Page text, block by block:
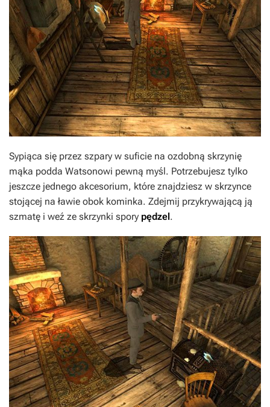
Sypiąca się przez szpary w suficie na ozdobną skrzynię
mąka podda Watsonowi pewną myśl. Potrzebujesz tylko
jeszcze jednego akcesorium, które znajdziesz w skrzynce
stojącej na ławie obok kominka. Zdejmij przykrywającą ją
szmatę i weź ze skrzynki spory pędzel.